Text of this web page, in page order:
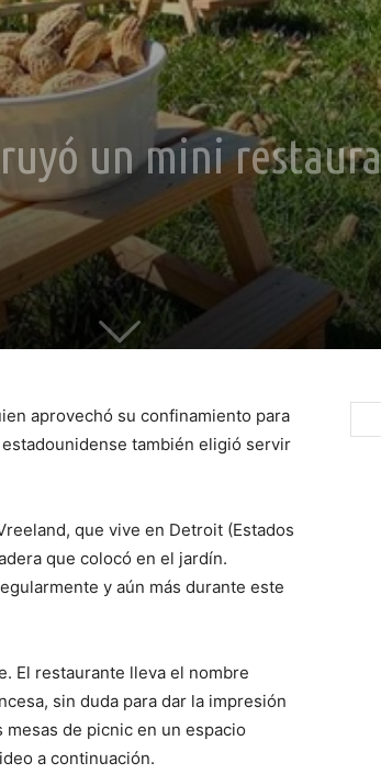
un mini
aprovechó su confinamiento para
también eligió servir
que vive en Detroit (Estados
que colocó en el jardín.
y aún más durante este
El restaurante lleva el nombre
sin duda para dar la impresión
de picnic en un espacio
a continuación.